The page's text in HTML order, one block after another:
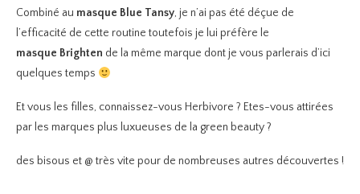
Combiné au masque Blue Tansy, je n’ai pas été déçue de
l’efficacité de cette routine toutefois je lui préfère le
masque Brighten de la même marque dont je vous parlerais d’ici
quelques temps
Et vous les filles, connaissez-vous Herbivore ? Etes-vous attirées
par les marques plus luxueuses de la green beauty ?
des bisous et @ très vite pour de nombreuses autres découvertes !